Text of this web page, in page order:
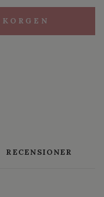
RECENSIONER